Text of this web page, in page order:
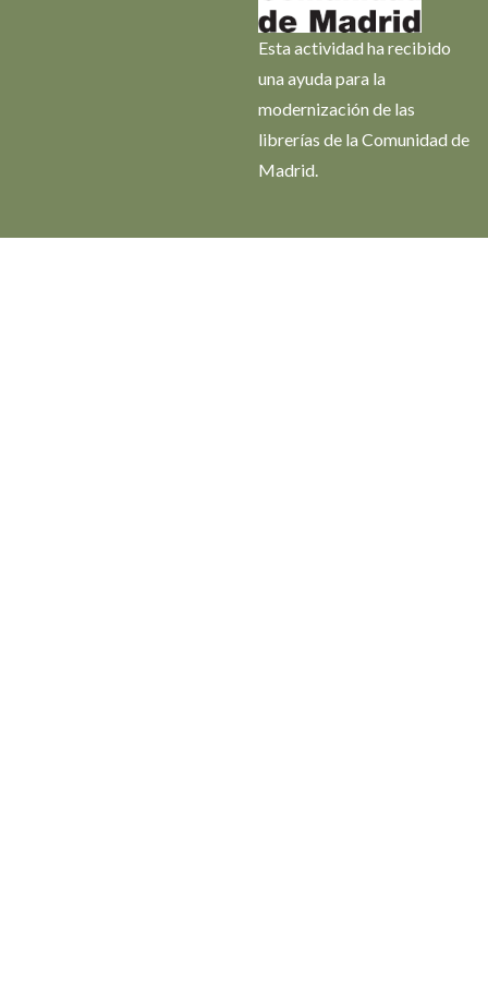
Esta actividad ha recibido
una ayuda para la
modernización de las
librerías de la Comunidad de
Madrid.